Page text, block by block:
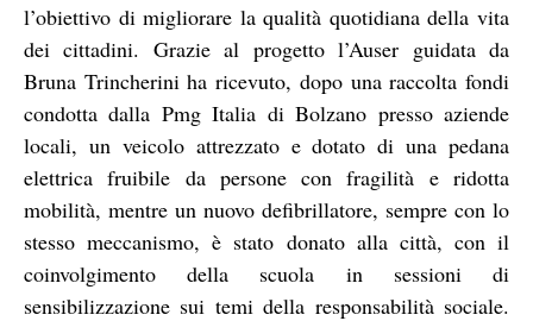
l’obiettivo di migliorare la qualità quotidiana della vita
dei cittadini. Grazie al progetto l’Auser guidata da
Bruna Trincherini ha ricevuto, dopo una raccolta fondi
condotta dalla Pmg Italia di Bolzano presso aziende
locali, un veicolo attrezzato e dotato di una pedana
elettrica fruibile da persone con fragilità e ridotta
mobilità, mentre un nuovo defibrillatore, sempre con lo
stesso meccanismo, è stato donato alla città, con il
coinvolgimento della scuola in sessioni di
sensibilizzazione sui temi della responsabilità sociale.